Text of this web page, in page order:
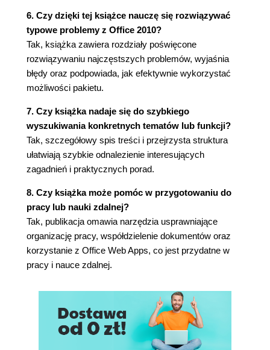
Wstawianie wierszy i kolumn (119)
Przenoszenie kolumn i wierszy (120)
Scalanie i podział komórek (120)
Usuwanie całej tabeli lub jej części (121)
Formatowanie tabeli (122)
Zastosowanie wbudowanych stylów
formatowania tabel (122)
Tworzenie cieniowania i obramowań (124)
Cieniowanie tabeli (124)
Tworzenie obramowań (125)
Wstawianie elementów graficznych (127)
Wstawianie obiektu clipart (128)
Wstawianie zrzutów ekranu (129)
Edytowanie obrazów (131)
Zmiana rozmiaru obrazu (131)
Kadrowanie obrazu (132)
Usuwanie tła obrazu (133)
Zmiana wyglądu obrazu (135)
Zastosowanie stylów obrazu (137)
Zawijanie tekstu dookoła obrazu (138)
Wyszukiwanie obrazów (140)
6. Czy dzięki tej książce nauczę się rozwiązywać
typowe problemy z Office 2010?
Tak, książka zawiera rozdziały poświęcone
rozwiązywaniu najczęstszych problemów, wyjaśnia
błędy oraz podpowiada, jak efektywnie wykorzystać
możliwości pakietu.
7. Czy książka nadaje się do szybkiego
wyszukiwania konkretnych tematów lub funkcji?
Tak, szczegółowy spis treści i przejrzysta struktura
ułatwiają szybkie odnalezienie interesujących
zagadnień i praktycznych porad.
8. Czy książka może pomóc w przygotowaniu do
pracy lub nauki zdalnej?
Tak, publikacja omawia narzędzia usprawniające
organizację pracy, współdzielenie dokumentów oraz
korzystanie z Office Web Apps, co jest przydatne w
pracy i nauce zdalnej.